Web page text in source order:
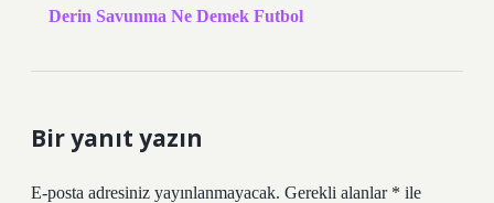
Derin Savunma Ne Demek Futbol
Bir yanıt yazın
E-posta adresiniz yayınlanmayacak. Gerekli alanlar * ile